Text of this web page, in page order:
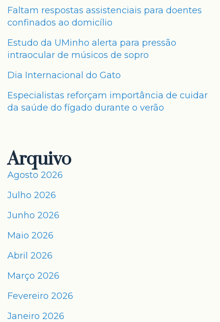
Faltam respostas assistenciais para doentes
confinados ao domicílio
Estudo da UMinho alerta para pressão
intraocular de músicos de sopro
Dia Internacional do Gato
Especialistas reforçam importância de cuidar
da saúde do fígado durante o verão
Arquivo
Agosto 2026
Julho 2026
Junho 2026
Maio 2026
Abril 2026
Março 2026
Fevereiro 2026
Janeiro 2026